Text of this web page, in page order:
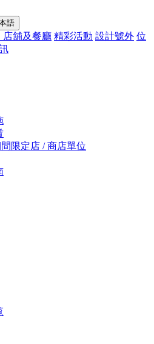
語
店舖及餐廳 精彩活動 設計號外 位
限定店 / 商店單位